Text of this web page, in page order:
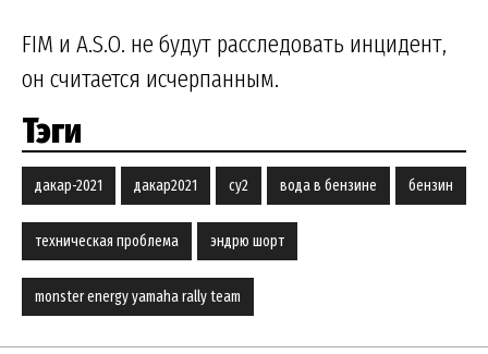
FIM и A.S.O. не будут расследовать инцидент,
он считается исчерпанным.
Тэги
дакар-2021 дакар2021 су2 вода в бензине бензин
техническая проблема эндрю шорт
monster energy yamaha rally team